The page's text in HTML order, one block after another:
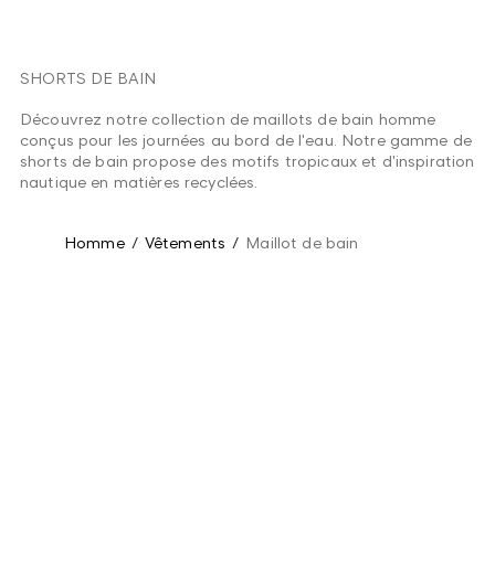
SHORTS DE BAIN
Découvrez notre collection de maillots de bain homme
conçus pour les journées au bord de l'eau. Notre gamme de
shorts de bain propose des motifs tropicaux et d'inspiration
nautique en matières recyclées.
Homme / Vêtements / Maillot de bain